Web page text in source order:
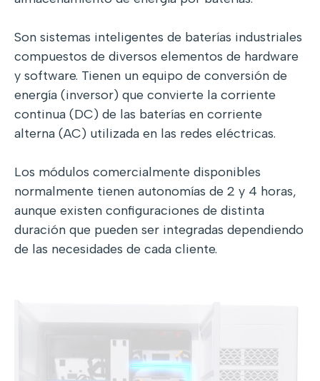
Son sistemas inteligentes de baterías industriales
compuestos de diversos elementos de hardware
y software. Tienen un equipo de conversión de
energía (inversor) que convierte la corriente
continua (DC) de las baterías en corriente
alterna (AC) utilizada en las redes eléctricas.
Los módulos comercialmente disponibles
normalmente tienen autonomías de 2 y 4 horas,
aunque existen configuraciones de distinta
duración que pueden ser integradas dependiendo
de las necesidades de cada cliente.